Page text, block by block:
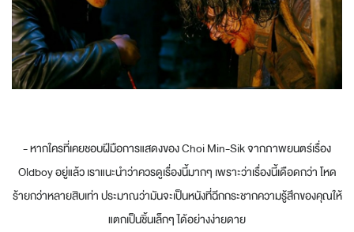
- หากใครที่เคยชอบฝีมือการแสดงของ Choi Min-Sik จากภาพยนตร์เรื่อง
Oldboy อยู่แล้ว เราแนะนำว่าควรดูเรื่องนี้มากๆ เพราะว่าเรื่องนี้เดือดกว่า โหด
ร้ายกว่าหลายสิบเท่า ประมาณว่ามันจะเป็นหนังที่ฉีกกระชากความรู้สึกของคุณให้
แตกเป็นชิ้นเล็กๆ ได้อย่างง่ายดาย